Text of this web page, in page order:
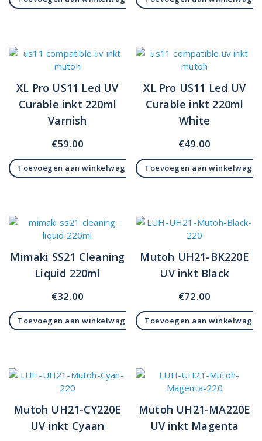
XL Pro US11 Led UV
Curable inkt 220ml
Varnish
€59.00
Toevoegen aan winkelwagen
XL Pro US11 Led UV
Curable inkt 220ml
White
€49.00
Toevoegen aan winkelwagen
Mimaki SS21 Cleaning
Liquid 220ml
€32.00
Toevoegen aan winkelwagen
Mutoh UH21-BK220E
UV inkt Black
€72.00
Toevoegen aan winkelwagen
Mutoh UH21-CY220E
UV inkt Cyaan
Mutoh UH21-MA220E
UV inkt Magenta